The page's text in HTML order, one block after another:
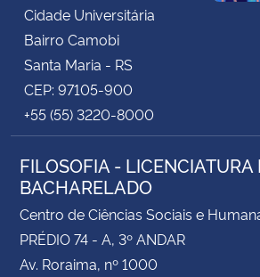
Secretaria-Geral
Secretaria de Governo
Gabinete de Segurança Institucional
Advocacia-Geral da União
Banco Central do Brasil
Planalto
Cidade Universitária
Bairro Camobi
Santa Maria - RS
CEP: 97105-900
+55 (55) 3220-8000
FILOSOFIA - LICENCIATURA
BACHARELADO
Centro de Ciências Sociais e
PRÉDIO 74 - A, 3º ANDAR
Av. Roraima, nº 1000